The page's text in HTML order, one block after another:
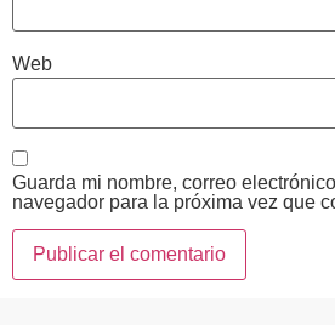
Web
Guarda mi nombre, correo
navegador para la próxima vez que